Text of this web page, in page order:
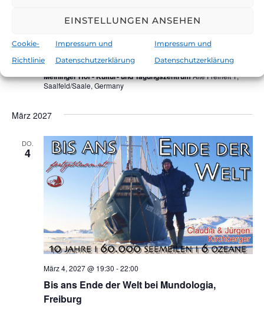
EINSTELLUNGEN ANSEHEN
Cookie-
Richtlinie
Impressum und
Datenschutzerklärung
Impressum und
Datenschutzerklärung
n
Bis ans Ende der Welt – beim 28. Thüringer
Weltsichten Festival
Januar 31, 2027 @ 17:00-19:30
Meininger Hof - Kultur- und TagungszentrumAlte Freiheit 1,
Saalfeld/Saale, Germany
März 2027
DO.
4
Bis ans Ende der Welt bei Mundologia,
Freiburg
März 4, 2027 @ 19:30 -22:00